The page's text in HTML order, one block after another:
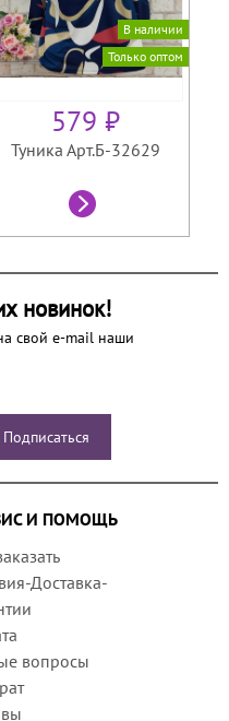
В наличии
Только оптом
579 ₽
Туника Арт.Б-32629
новинок!
свой e-mail наши
И ПОМОЩЬ
Доставка-
вопросы